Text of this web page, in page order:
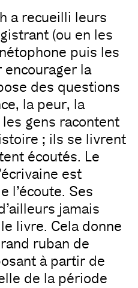
a recueilli leurs
(ou en les
puis les
la
des questions
la peur, la
gens racontent
; ils se livrent
écoutés. Le
est
l’écoute. Ses
jamais
livre. Cela donne
ruban de
à partir de
de la période